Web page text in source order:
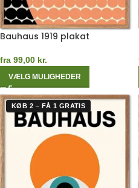
Bauhaus 1919 plakat
fra 99,00 kr.
VÆLG MULIGHEDER
KØB 2 – FÅ 1 GRATIS